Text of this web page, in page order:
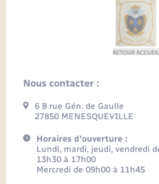
Nous contacter :
6 B rue Gén. de Gaulle
27850 MENESQUEVILLE
Horaires d'ouverture :
Lundi, mardi, jeudi, vendredi
13h30 à 17h00
Mercredi de 09h00 à 11h45